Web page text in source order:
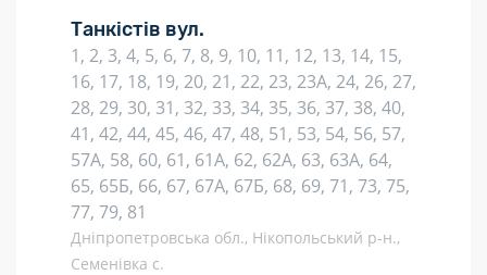
Танкістів вул.
1, 2, 3, 4, 5, 6, 7, 8, 9, 10, 11, 12, 13, 14, 15,
16, 17, 18, 19, 20, 21, 22, 23, 23А, 24, 26, 27,
28, 29, 30, 31, 32, 33, 34, 35, 36, 37, 38, 40,
41, 42, 44, 45, 46, 47, 48, 51, 53, 54, 56, 57,
57А, 58, 60, 61, 61А, 62, 62А, 63, 63А, 64,
65, 65Б, 66, 67, 67А, 67Б, 68, 69, 71, 73, 75,
77, 79, 81
Дніпропетровська обл., Нікопольський р-н.,
Семенівка с.